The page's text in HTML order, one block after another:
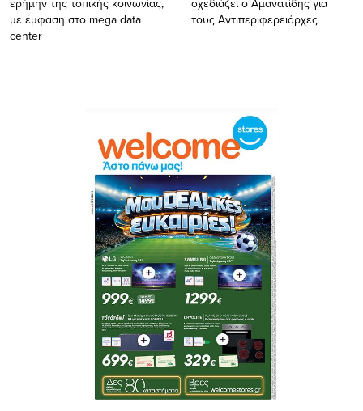
με έμφαση στο mega data
center
τους Αντιπεριφερειάρχες